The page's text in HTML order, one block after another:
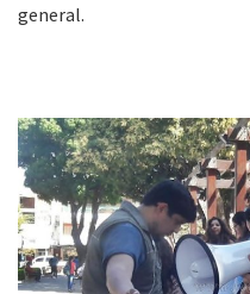
general.